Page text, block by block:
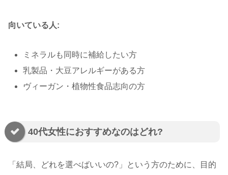
向いている人:
ミネラルも同時に補給したい方
乳製品・大豆アレルギーがある方
ヴィーガン・植物性食品志向の方
40代女性におすすめなのはどれ?
「結局、どれを選べばいいの?」という方のために、目的